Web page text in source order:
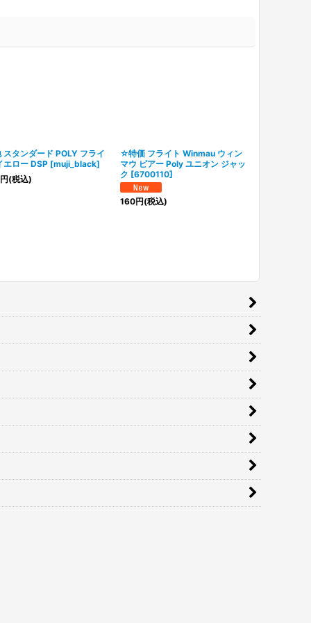
スタンダード POLY フライ
エロー DSP [muji_black]
円(税込)
☆特価 フライト Winmau ウィン
マウ ピアー Poly ユニオン ジャッ
ク [6700110]
160円(税込)